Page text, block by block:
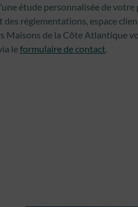
étude personnalisée de
réglementations, espace
Maisons de la Côte Atlantique
leformulaire de contact